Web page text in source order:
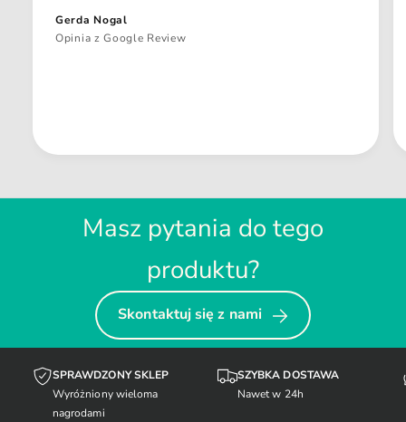
Gerda Nogal
Opinia z Google Review
Masz pytania do tego
produktu?
Skontaktuj się z nami
SPRAWDZONY SKLEP
Wyróżniony wieloma
nagrodami
SZYBKA DOSTAWA
Nawet w 24h